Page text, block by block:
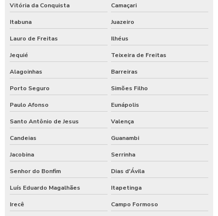
Vitória da Conquista Camaçari
Itabuna Juazeiro
Lauro de Freitas Ilhéus
Jequié Teixeira de Freitas
Alagoinhas Barreiras
Porto Seguro Simões Filho
Paulo Afonso Eunápolis
Santo Antônio de Jesus Valença
Candeias Guanambi
Jacobina Serrinha
Senhor do Bonfim Dias d'Ávila
Luís Eduardo Magalhães Itapetinga
Irecê Campo Formoso